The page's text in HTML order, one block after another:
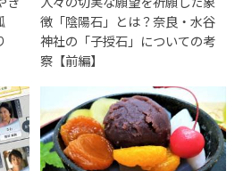
徴「陰陽石」とは？奈良・水谷
神社の「子授石」についての考
察【前編】